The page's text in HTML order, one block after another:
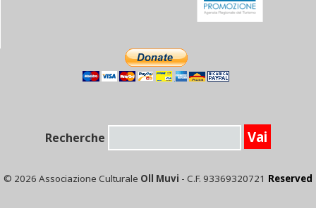
Recherche
© 2026 Associazione Culturale Oll Muvi - C.F. 93369320721 Reserved